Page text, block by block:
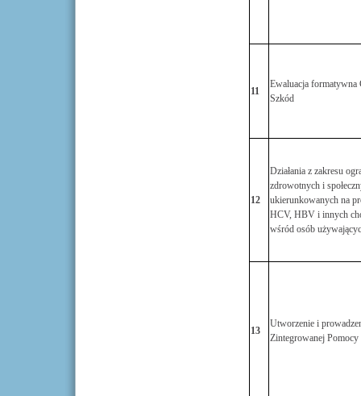
11
Ewaluacja formatywna
Szkód
12
Działania z zakresu
zdrowotnych i
ukierunkowanych na
HCV, HBV i innych
wśród osób
13
Utworzenie i
Zintegrowanej